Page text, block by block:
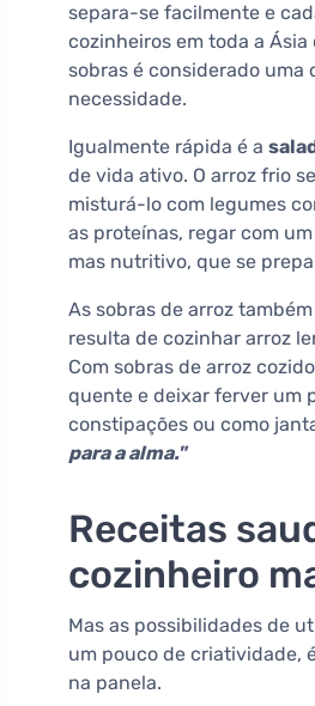
separa-se facilmente e
cozinheiros em toda a
sobras é considerado uma
necessidade.
Igualmente rápida é a
de vida ativo. O arroz frio
misturá-lo com legumes
as proteínas, regar com
mas nutritivo, que se
As sobras de arroz
resulta de cozinhar arroz
Com sobras de arroz
quente e deixar ferver um
constipações ou como
para a alma."
Receitas
cozinheiro
Mas as possibilidades de
um pouco de criatividade,
na panela.